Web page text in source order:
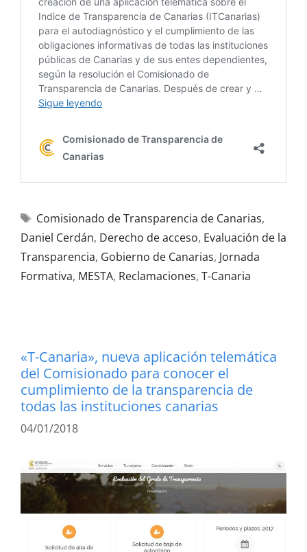
Comisionado de Transparencia de Canarias,
Daniel Cerdán, Derecho de acceso, Evaluación de la
Transparencia, Gobierno de Canarias, Jornada
Formativa, MESTA, Reclamaciones, T-Canaria
«T-Canaria», nueva aplicación telemática
del Comisionado para conocer el
cumplimiento de la transparencia de
todas las instituciones canarias
04/01/2018